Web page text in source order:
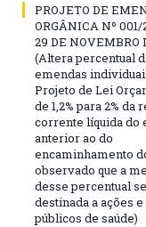
PROJETO DE
ORGÂNICA Nº 001/
29 DE NOVEMBRO
(Altera percentual
emendas
Projeto de Lei
de 1,2% para 2% da
corrente líquida do
anterior ao do
encaminhamento
observado que a
desse percentual
destinada a ações
públicos de saúde)